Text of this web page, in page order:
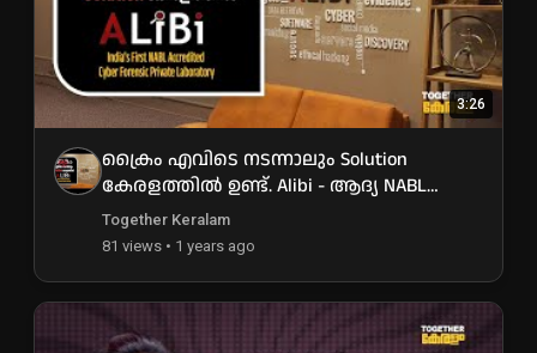
3:26
ക്രൈം എവിടെ നടന്നാലും Solution
കേരളത്തിൽ ഉണ്ട്. Alibi - ആദ്യ NABL
Accredited സൈബർ ഫോറൻസിക്
സ്ഥാപനം
Together Keralam
81 views • 1 years ago